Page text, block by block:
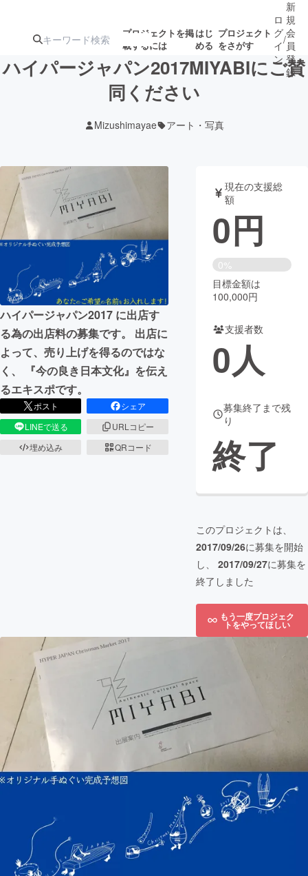
プロジェクトを掲
載するには
はじ
める
プロジェクト
をさがす
ジェクト
募集終了が近いプ
ロジェクト
音楽
テクノロジー・ガジェット ゲーム・サ
映像・映画 書籍・雑誌
ビジネス・起業 チャレンジ
まちづくり・地域活性化
CAMPFIRE for Social Good
CAMPFIRE Creation
CAMPFIREふるさと納税machi-ya
ロ
グ
イ
ン
/
新
規
会
員
登
録
ハイパージャパン2017MIYABIにご賛
同ください
Mizushimayae アート・写真
ハイパージャパン2017 に出店す
る為の出店料の募集です。 出店に
よって、売り上げを得るのではな
く、 『今の良き日本文化』を伝え
るエキスポです。
ポスト
シェア
LINEで送る
URLコピー
埋め込み
QRコード
現在の支援総
額
0円
0%
目標金額は
100,000円
支援者数
0人
募集終了まで残
り
終了
このプロジェクトは、
2017/09/26に募集を開始
し、 2017/09/27に募集を
終了しました
もう一度プロジェク
トをやってほしい